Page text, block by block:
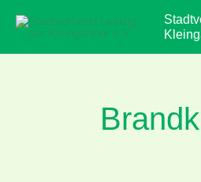
Inhalt
springen